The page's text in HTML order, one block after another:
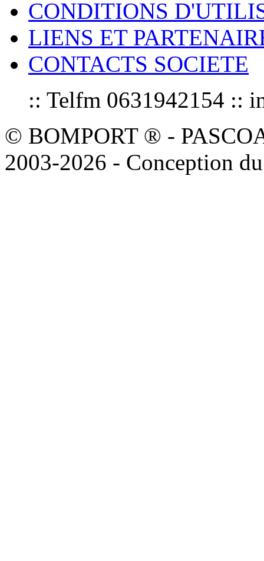
CONDITIONS
LIENS ET
CONTACTS SOCIETE
:: Telfm 0631942154 ::
© BOMPORT ® -
2003-2026 - Conception